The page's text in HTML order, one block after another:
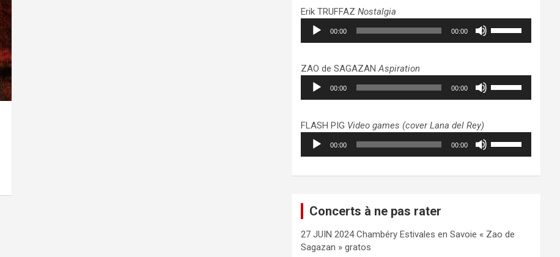
pour
augmenter
ou
volume.
Erik TRUFFAZNostalgia
Lecteur
audio
00:00 00:00
pour
augmenter
ou
volume.
ZAO de SAGAZANAspiration
Lecteur
audio
00:00 00:00
pour
augmenter
ou
FLASH PIG Video games (cover Lana del Rey)
Lecteur
audio
00:00 00:00
haut/bas
le
Concerts à ne pas rater
27 JUIN 2024 Chambéry Estivales en Savoie « Zao de
Sagazan » gratos